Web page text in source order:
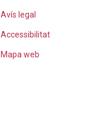
Avís legal
Accessibilitat
Mapa web